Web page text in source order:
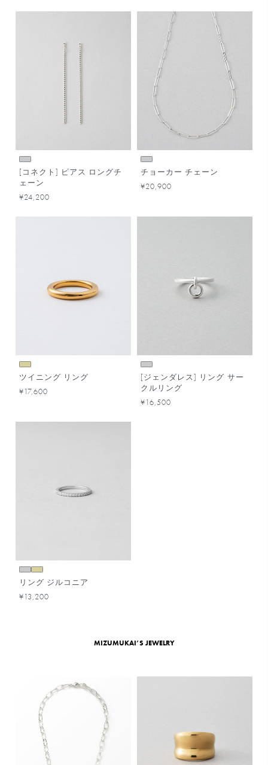
[コネクト] ピアス ロングチ
ェーン
¥24,200
チョーカー チェーン
¥20,900
ツイニング リング
¥17,600
[ジェンダレス] リング サー
クルリング
¥16,500
リング ジルコニア
¥13,200
MIZUMUKAI’S JEWELRY